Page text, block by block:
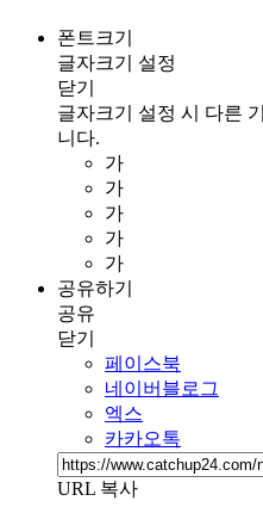
폰트크기
글자크기 설정
닫기
글자크기 설정 시 다른
니다.
가
가
가
가
가
공유하기
공유
닫기
페이스북
네이버블로그
엑스
카카오톡
URL 복사